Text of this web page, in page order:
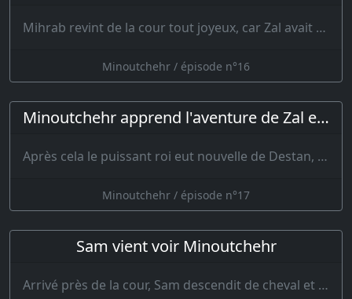
Mihrab revint de la cour tout joyeux, car Zal avait beaucoup parlé de lui. Il tro…
Minoutchehr / épisode n°16
Minoutchehr apprend l'aventure de Zal et de Roudabeh
Après cela le puissant roi eut nouvelle de Destan, de Mihrab et du…
Minoutchehr / épisode n°17
Sam vient voir Minoutchehr
Arrivé près de la cour, Sam descendit de cheval et le roi ordonna qu’on l’admît. Aussitôt qu…